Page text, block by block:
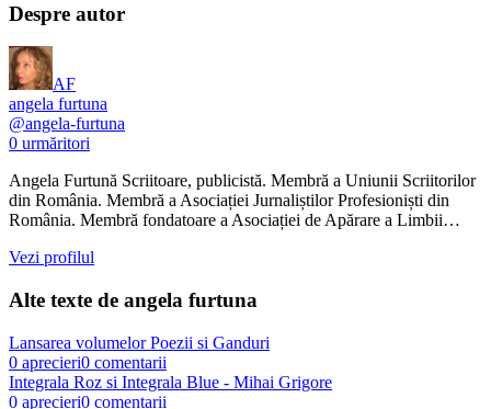
Despre autor
AF
angela furtuna
@angela-furtuna
0 urmăritori
Angela Furtună Scriitoare, publicistă. Membră a Uniunii Scriitorilor
din România. Membră a Asociației Jurnaliștilor Profesioniști din
România. Membră fondatoare a Asociației de Apărare a Limbii…
Vezi profilul
Alte texte de angela furtuna
Lansarea volumelor Poezii si Ganduri
0 aprecieri0 comentarii
Integrala Roz si Integrala Blue - Mihai Grigore
0 aprecieri0 comentarii